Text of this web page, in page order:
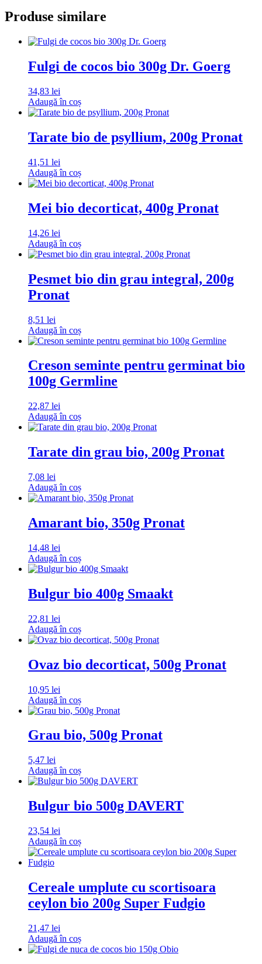
Produse similare
Fulgi de cocos bio 300g Dr. Goerg
34,83 lei
Adaugă în coș
Tarate bio de psyllium, 200g Pronat
41,51 lei
Adaugă în coș
Mei bio decorticat, 400g Pronat
14,26 lei
Adaugă în coș
Pesmet bio din grau integral, 200g
Pronat
8,51 lei
Adaugă în coș
Creson seminte pentru germinat bio
100g Germline
22,87 lei
Adaugă în coș
Tarate din grau bio, 200g Pronat
7,08 lei
Adaugă în coș
Amarant bio, 350g Pronat
14,48 lei
Adaugă în coș
Bulgur bio 400g Smaakt
22,81 lei
Adaugă în coș
Ovaz bio decorticat, 500g Pronat
10,95 lei
Adaugă în coș
Grau bio, 500g Pronat
5,47 lei
Adaugă în coș
Bulgur bio 500g DAVERT
23,54 lei
Adaugă în coș
Cereale umplute cu scortisoara
ceylon bio 200g Super Fudgio
21,47 lei
Adaugă în coș